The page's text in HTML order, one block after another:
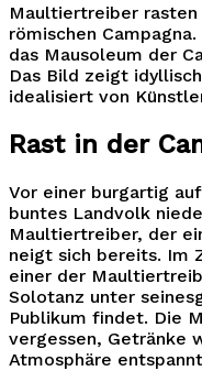
Maultiertreiber rasten
römischen
das Mausoleum der
Das Bild zeigt
idealisiert von
Rast in der
Vor einer burgartig
buntes Landvolk
Maultiertreiber, der
neigt sich bereits. Im
einer der
Solotanz unter
Publikum findet. Die
vergessen, Getränke
Atmosphäre